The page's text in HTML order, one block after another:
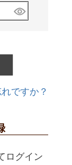
ですか？
ログイン